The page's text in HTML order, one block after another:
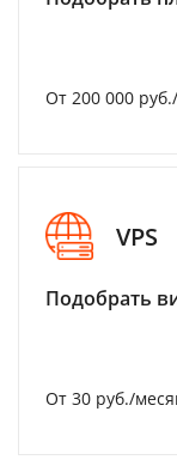
От 200 000
VPS
Подобрать
От 30 руб./